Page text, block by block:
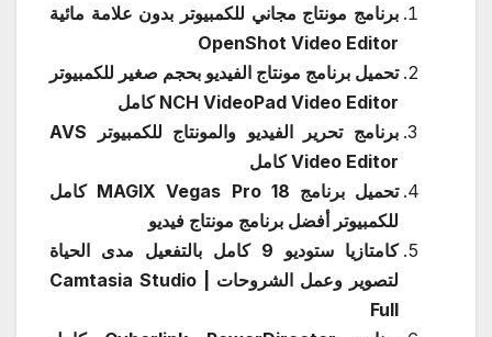
برنامج مونتاج مجاني للكمبيوتر بدون علامة مائية
OpenShot Video Editor
تحميل برنامج مونتاج الفيديو بحجم صغير للكمبيوتر
NCH VideoPad Video Editor كامل
برنامج تحرير الفيديو والمونتاج للكمبيوتر AVS
Video Editor كامل
تحميل برنامج MAGIX Vegas Pro 18 كامل
للكمبيوتر أفضل برنامج مونتاج فيديو
كامتازيا ستوديو 9 كامل بالتفعيل مدى الحياة
لتصوير وعمل الشروحات | Camtasia Studio
Full